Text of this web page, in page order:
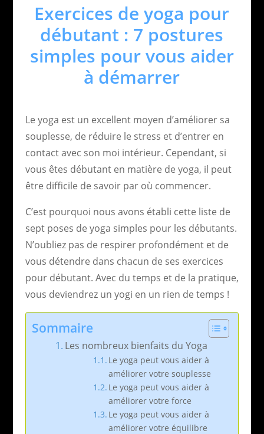
Exercices de yoga pour
débutant : 7 postures
simples pour vous aider
à démarrer
Le yoga est un excellent moyen d’améliorer sa
souplesse, de réduire le stress et d’entrer en
contact avec son moi intérieur. Cependant, si
vous êtes débutant en matière de yoga, il peut
être difficile de savoir par où commencer.
C’est pourquoi nous avons établi cette liste de
sept poses de yoga simples pour les débutants.
N’oubliez pas de respirer profondément et de
vous détendre dans chacun de ses exercices
pour débutant. Avec du temps et de la pratique,
vous deviendrez un yogi en un rien de temps !
Sommaire
Les nombreux bienfaits du Yoga
Le yoga peut vous aider à
améliorer votre souplesse
Le yoga peut vous aider à
améliorer votre force
Le yoga peut vous aider à
améliorer votre équilibre